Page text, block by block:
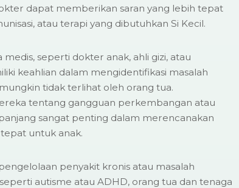
dapat memberikan saran yang lebih tepat
atau terapi yang dibutuhkan Si Kecil.
medis, seperti dokter anak, ahli gizi, atau
keahlian dalam mengidentifikasi masalah
tidak terlihat oleh orang tua.
tentang gangguan perkembangan atau
sangat penting dalam merencanakan
untuk anak.
penyakit kronis atau masalah
autisme atau ADHD, orang tua dan tenaga